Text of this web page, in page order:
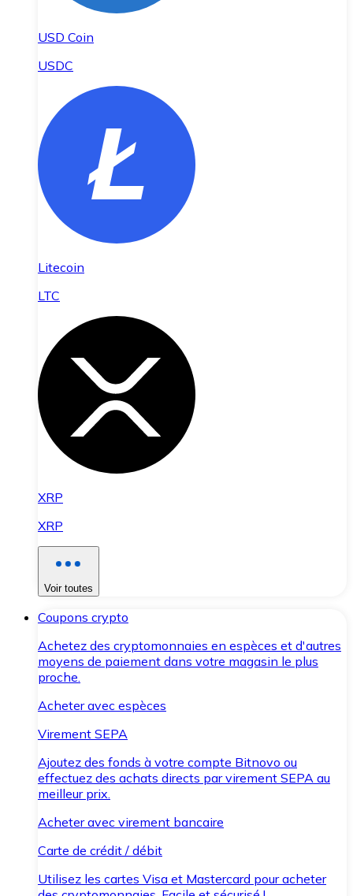
USD Coin
USDC
Litecoin
LTC
XRP
XRP
Voir toutes
Coupons crypto
Achetez des cryptomonnaies en espèces et d'autres
moyens de paiement dans votre magasin le plus
proche.
Acheter avec espèces
Virement SEPA
Ajoutez des fonds à votre compte Bitnovo ou
effectuez des achats directs par virement SEPA au
meilleur prix.
Acheter avec virement bancaire
Carte de crédit / débit
Utilisez les cartes Visa et Mastercard pour acheter